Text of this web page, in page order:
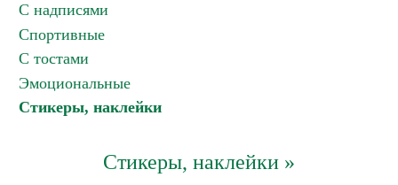
С надписями
Спортивные
С тостами
Эмоциональные
Стикеры, наклейки
Стикеры, наклейки »